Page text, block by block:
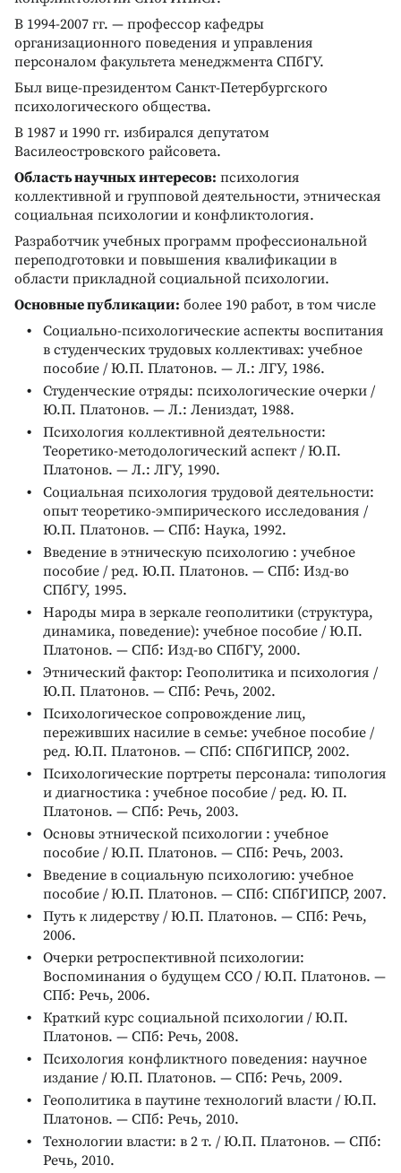
В 1994-2007 гг. — профессор кафедры
организационного поведения и управления
персоналом факультета менеджмента СПбГУ.
Был вице-президентом Санкт-Петербургского
психологического общества.
В 1987 и 1990 гг. избирался депутатом
Василеостровского райсовета.
Область научных интересов: психология
коллективной и групповой деятельности, этническая
социальная психологии и конфликтология.
Разработчик учебных программ профессиональной
переподготовки и повышения квалификации в
области прикладной социальной психологии.
Основные публикации: более 190 работ, в том числе
Социально-психологические аспекты воспитания
в студенческих трудовых коллективах: учебное
пособие / Ю.П. Платонов. — Л.: ЛГУ, 1986.
Студенческие отряды: психологические очерки /
Ю.П. Платонов. — Л.: Лениздат, 1988.
Психология коллективной деятельности:
Теоретико-методологический аспект / Ю.П.
Платонов. — Л.: ЛГУ, 1990.
Социальная психология трудовой деятельности:
опыт теоретико-эмпирического исследования /
Ю.П. Платонов. — СПб: Наука, 1992.
Введение в этническую психологию : учебное
пособие / ред. Ю.П. Платонов. — СПб: Изд-во
СПбГУ, 1995.
Народы мира в зеркале геополитики (структура,
динамика, поведение): учебное пособие / Ю.П.
Платонов. — СПб: Изд-во СПбГУ, 2000.
Этнический фактор: Геополитика и психология /
Ю.П. Платонов. — СПб: Речь, 2002.
Психологическое сопровождение лиц,
переживших насилие в семье: учебное пособие /
ред. Ю.П. Платонов. — СПб: СПбГИПСР, 2002.
Психологические портреты персонала: типология
и диагностика : учебное пособие / ред. Ю. П.
Платонов. — СПб: Речь, 2003.
Основы этнической психологии : учебное
пособие / Ю.П. Платонов. — СПб: Речь, 2003.
Введение в социальную психологию: учебное
пособие / Ю.П. Платонов. — СПб: СПбГИПСР, 2007.
Путь к лидерству / Ю.П. Платонов. — СПб: Речь,
2006.
Очерки ретроспективной психологии:
Воспоминания о будущем ССО / Ю.П. Платонов. —
СПб: Речь, 2006.
Краткий курс социальной психологии / Ю.П.
Платонов. — СПб: Речь, 2008.
Психология конфликтного поведения: научное
издание / Ю.П. Платонов. — СПб: Речь, 2009.
Геополитика в паутине технологий власти / Ю.П.
Платонов. — СПб: Речь, 2010.
Технологии власти: в 2 т. / Ю.П. Платонов. — СПб:
Речь, 2010.